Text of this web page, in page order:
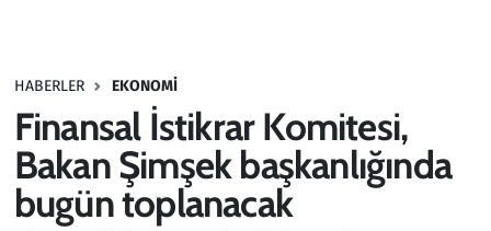
HABERLER EKONOMI
Finansal İstikrar Komitesi,
Bakan Şimşek başkanlığında
bugün toplanacak
Haber
Kültür Sanat
Kurumsal Haberler